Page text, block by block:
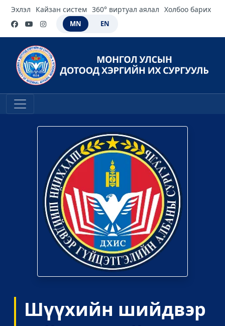
Эхлэл Кайзан систем 360° виртуал аялал Холбоо барих
MN EN
Шүүхийн шийдвэр